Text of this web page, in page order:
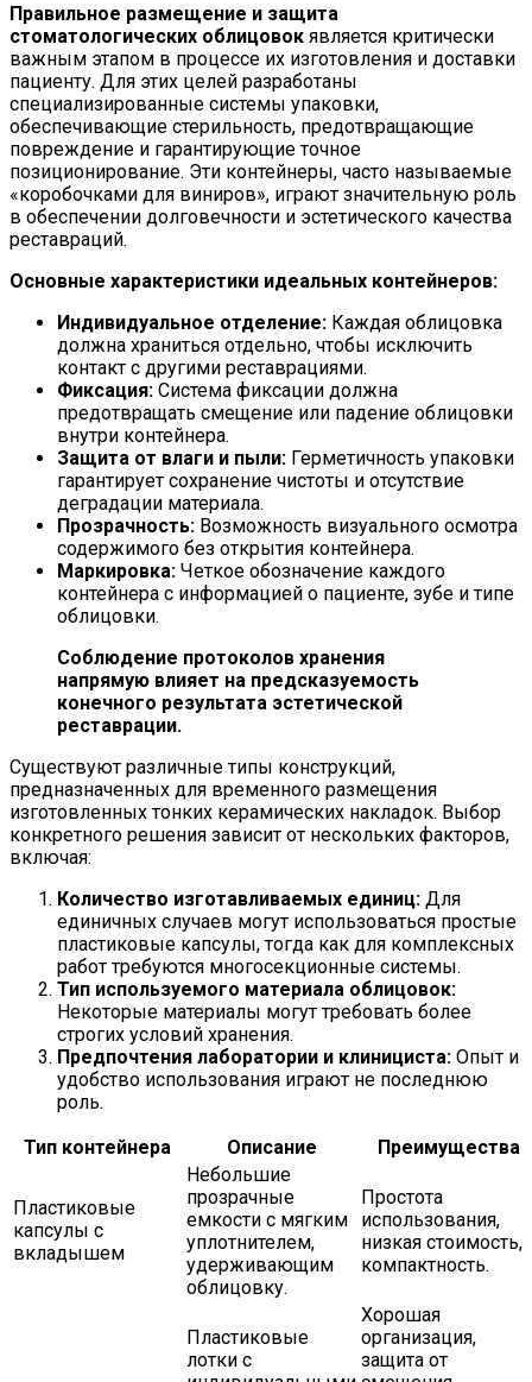
Правильное размещение и защита
стоматологических облицовок является критически
важным этапом в процессе их изготовления и доставки
пациенту. Для этих целей разработаны
специализированные системы упаковки,
обеспечивающие стерильность, предотвращающие
повреждение и гарантирующие точное
позиционирование. Эти контейнеры, часто называемые
«коробочками для виниров», играют значительную роль
в обеспечении долговечности и эстетического качества
реставраций.
Основные характеристики идеальных контейнеров:
Индивидуальное отделение: Каждая облицовка
должна храниться отдельно, чтобы исключить
контакт с другими реставрациями.
Фиксация: Система фиксации должна
предотвращать смещение или падение облицовки
внутри контейнера.
Защита от влаги и пыли: Герметичность упаковки
гарантирует сохранение чистоты и отсутствие
деградации материала.
Прозрачность: Возможность визуального осмотра
содержимого без открытия контейнера.
Маркировка: Четкое обозначение каждого
контейнера с информацией о пациенте, зубе и типе
облицовки.
Соблюдение протоколов хранения
напрямую влияет на предсказуемость
конечного результата эстетической
реставрации.
Существуют различные типы конструкций,
предназначенных для временного размещения
изготовленных тонких керамических накладок. Выбор
конкретного решения зависит от нескольких факторов,
включая:
Количество изготавливаемых единиц: Для
единичных случаев могут использоваться простые
пластиковые капсулы, тогда как для комплексных
работ требуются многосекционные системы.
Тип используемого материала облицовок:
Некоторые материалы могут требовать более
строгих условий хранения.
Предпочтения лаборатории и клинициста: Опыт и
удобство использования играют не последнюю
роль.
Тип контейнера
Описание Преимущества
Пластиковые
капсулы с
вкладышем
Небольшие
прозрачные
емкости с мягким
уплотнителем,
удерживающим
облицовку.
Простота
использования,
низкая стоимость,
компактность.
Пластиковые
лотки с
Хорошая
организация,
защита от